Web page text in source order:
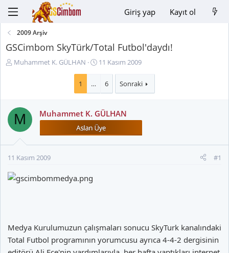
Giriş yap Kayıt ol
2009 Arşiv
GSCimbom SkyTürk/Total Futbol'daydı!
K
u
B
a
l
t
a
Muhammet K. GÜLHAN
B
l
n
g
ı
ç
11 Kasım 2009
1 … 6 Sonraki
M Muhammet K. GÜLHAN
11 Kasım 2009 #1
Medya Kurulumuzun çalışmaları sonucu SkyTurk kanalındaki
Total Futbol programının yorumcusu ayrıca 4-4-2 dergisinin